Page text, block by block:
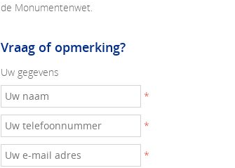
de Monumentenwet.
Vraag of opmerking?
Uw gegevens
*
*
*